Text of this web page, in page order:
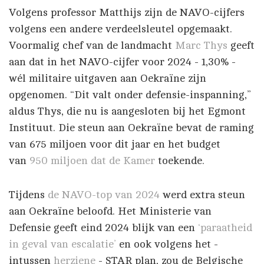
Volgens professor Matthijs zijn de NAVO-cijfers
volgens een andere verdeelsleutel opgemaakt.
Voormalig chef van de landmacht Marc Thys geeft
aan dat in het NAVO-cijfer voor 2024 - 1,30% -
wél militaire uitgaven aan Oekraïne zijn
opgenomen. “Dit valt onder defensie-inspanning,”
aldus Thys, die nu is aangesloten bij het Egmont
Instituut. Die steun aan Oekraïne bevat de raming
van 675 miljoen voor dit jaar en het budget
van 950 miljoen dat de Kamer toekende.
Tijdens de NAVO-top van 2024 werd extra steun
aan Oekraïne beloofd. Het Ministerie van
Defensie geeft eind 2024 blijk van een ‘paraatheid
in geval van escalatie’ en ook volgens het -
intussen herziene - STAR plan, zou de Belgische